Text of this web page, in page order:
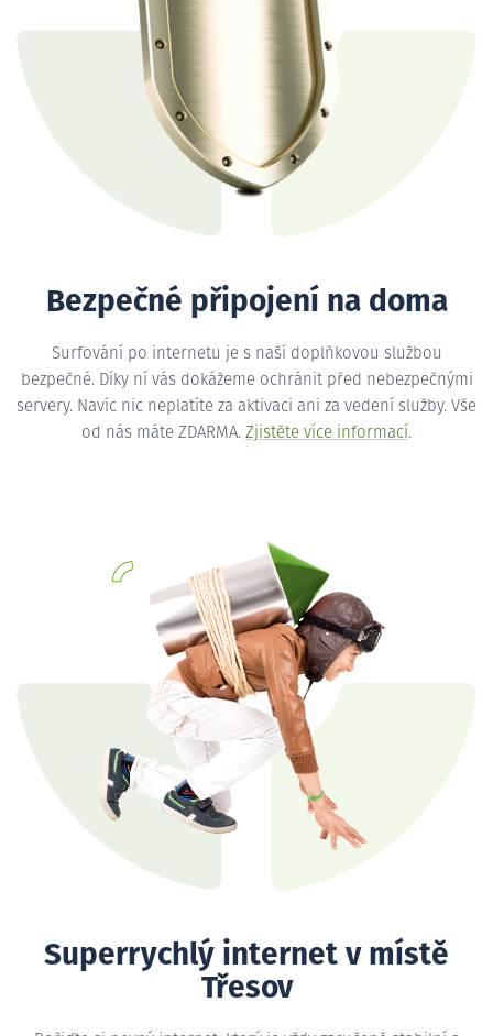
Bezpečné připojení na doma
Surfování po internetu je s naší doplňkovou službou
bezpečné. Díky ní vás dokážeme ochránit před nebezpečnými
servery. Navíc nic neplatíte za aktivaci ani za vedení služby. Vše
od nás máte ZDARMA. Zjistěte více informací.
Superrychlý internet v místě
Třesov